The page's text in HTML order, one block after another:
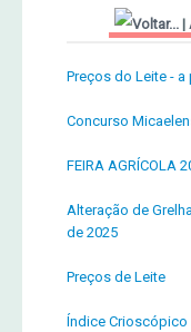
|
Preços do Leite - a
Concurso
FEIRA AGRÍCOLA
Alteração de
de 2025
Preços de Leite
Índice Crioscópico